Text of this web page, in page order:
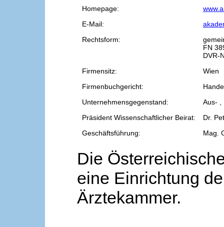
Homepage:
E-Mail:
Rechtsform:
FN
DVR-
Firmensitz:
Wien
Firmenbuchgericht:
Unternehmensgegenstand:
Aus- ,
Präsident Wissenschaftlicher Beirat:
Dr.
Geschäftsführung:
Mag.
Die
eine Einrichtung
Ärztekammer.